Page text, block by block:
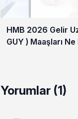
HMB 2026 Gelir
GUY ) Maaşları
Yorumlar (1)